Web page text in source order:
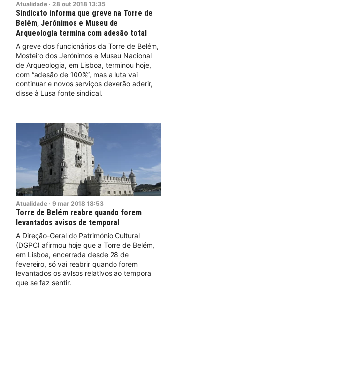
Atualidade · 28 out 2018 13:35
Sindicato informa que greve na Torre de
Belém, Jerónimos e Museu de
Arqueologia termina com adesão total
A greve dos funcionários da Torre de Belém,
Mosteiro dos Jerónimos e Museu Nacional
de Arqueologia, em Lisboa, terminou hoje,
com “adesão de 100%”, mas a luta vai
continuar e novos serviços deverão aderir,
disse à Lusa fonte sindical.
Atualidade · 9 mar 2018 18:53
Torre de Belém reabre quando forem
levantados avisos de temporal
A Direção-Geral do Património Cultural
(DGPC) afirmou hoje que a Torre de Belém,
em Lisboa, encerrada desde 28 de
fevereiro, só vai reabrir quando forem
levantados os avisos relativos ao temporal
que se faz sentir.